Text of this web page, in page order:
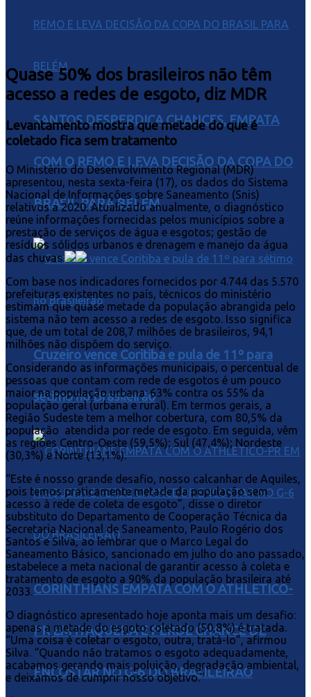
SANTOS DESPERDIÇA CHANCES, EMPATA
COM O REMO E LEVA DECISÃO DA COPA DO
BRASIL PARA BELÉM
Cruzeiro vence Coritiba e pula de 11º para
sétimo no Brasileirão
CORINTHIANS EMPATA COM O ATHLETICO-
PR EM ITAQUERA E PERDE CHANCE DE
ENCOSTAR NO G-6 DO BRASILEIRÃO
Quase 50% dos brasileiros não têm
acesso a redes de esgoto, diz MDR
Levantamento mostra que metade do que é
coletado fica sem tratamento
O Ministério do Desenvolvimento Regional (MDR)
apresentou, nesta sexta-feira (17), os dados do Sistema
Nacional de Informações sobre Saneamento (Snis)
relativos a 2020. Atualizado anualmente, o diagnóstico
reúne informações fornecidas pelos municípios sobre a
prestação de serviços de água e esgotos; gestão de
resíduos sólidos urbanos e drenagem e manejo da água
das chuvas.
Com base nos indicadores fornecidos por 4.744 das 5.570
prefeituras existentes no país, técnicos do ministério
estimam que quase metade da população abrangida pelo
sistema não tem acesso a redes de esgoto. Isso significa
que, de um total de 208,7 milhões de brasileiros, 94,1
milhões não dispõem do serviço.
Considerando as informações municipais, o percentual de
pessoas que contam com rede de esgotos é um pouco
maior na população urbana: 63% contra os 55% da
população geral (urbana e rural). Em termos gerais, a
Região Sudeste tem a melhor cobertura, com 80,5% da
população atendida por rede de esgoto. Em seguida, vêm
as regiões Centro-Oeste (59,5%); Sul (47,4%); Nordeste
(30,3%) e Norte (13,1%).
“Este é nosso grande desafio, nosso calcanhar de Aquiles,
pois temos praticamente metade da população sem
acesso à rede de coleta de esgoto”, disse o diretor
substituto do Departamento de Cooperação Técnica da
Secretaria Nacional de Saneamento, Paulo Rogério dos
Santos e Silva, ao lembrar que o Marco Legal do
Saneamento Básico, sancionado em julho do ano passado,
estabelece a meta nacional de garantir acesso à coleta e
tratamento de esgoto a 90% da população brasileira até
2033.
O diagnóstico apresentado hoje aponta mais um desafio:
apenas a metade do esgoto coletado (50,8%) é tratada.
“Uma coisa é coletar o esgoto, outra, tratá-lo”, afirmou
Silva. “Quando não tratamos o esgoto adequadamente,
acabamos gerando mais poluição, degradação ambiental,
e deixamos de cumprir nosso objetivo.”